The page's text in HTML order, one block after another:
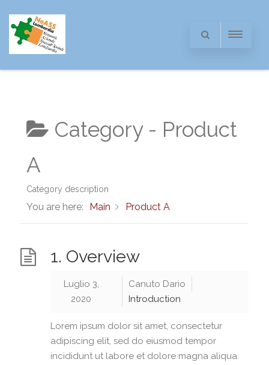
Category - Product
A
Category description
You are here: Main Product A
1. Overview
Luglio 3,
2020
Canuto Dario
Introduction
Lorem ipsum dolor sit amet, consectetur
adipiscing elit, sed do eiusmod tempor
incididunt ut labore et dolore magna aliqua.